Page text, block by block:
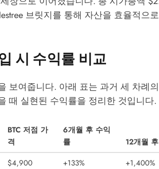
브릿지를 통해 자산을 효율적으
시 수익률 비교
보여줍니다. 아래 표는 과거 세 차례
때 실현된 수익률을 정리한 것입니다.
BTC 저점 가
격
6개월 후 수익
률
12개월
$4,900 +133%
+1,400%